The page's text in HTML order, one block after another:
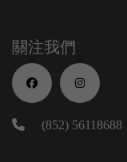
關注我們
(852) 56118688